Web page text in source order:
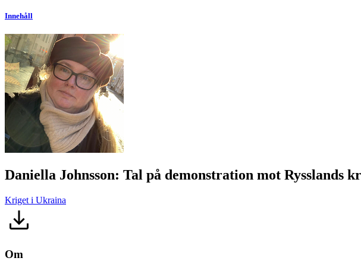
Innehåll
Daniella Johnsson: Tal på demonstration mot Rysslands
Kriget i Ukraina
Om